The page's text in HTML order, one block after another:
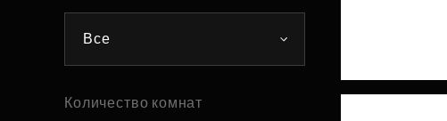
Все
Количество комнат